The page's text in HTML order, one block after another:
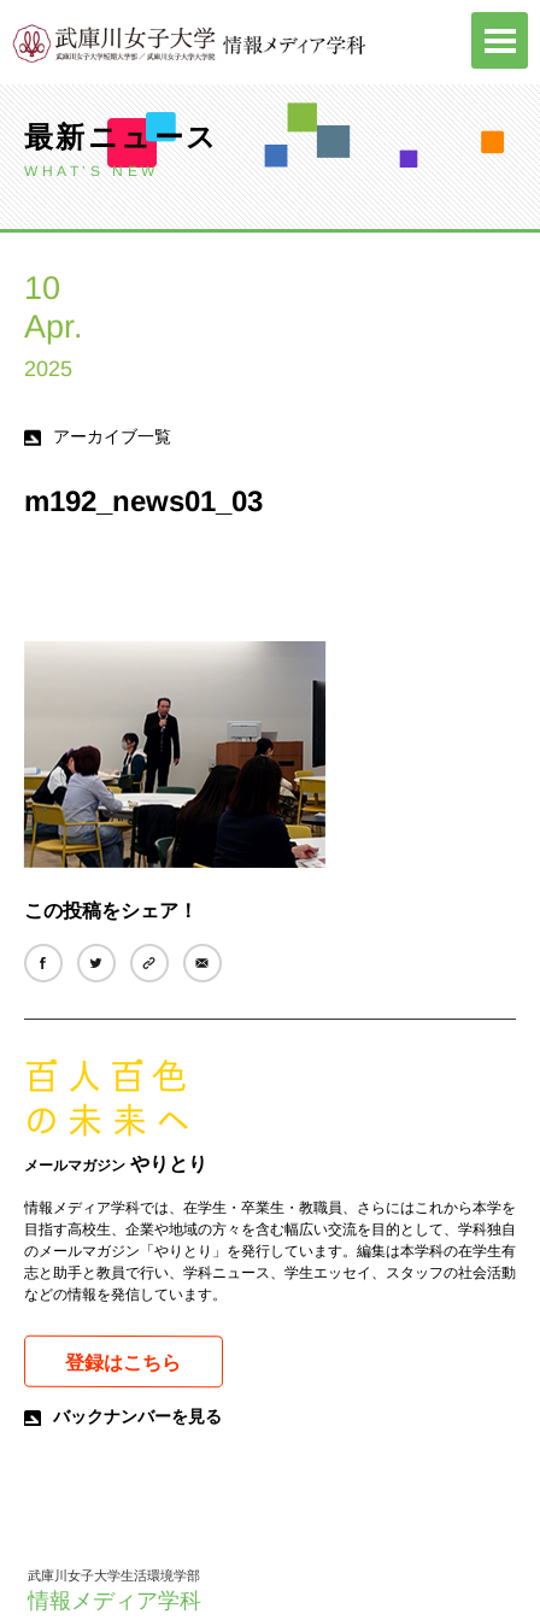
最新ニュース
WHAT’S NEW
10
Apr.
2025
アーカイブ一覧
m192_news01_03
この投稿をシェア！
メールマガジンやりとり
情報メディア学科では、在学生・卒業生・教職員、さらにはこれから本学を
目指す高校生、企業や地域の方々を含む幅広い交流を目的として、学科独自
のメールマガジン「やりとり」を発行しています。編集は本学科の在学生有
志と助手と教員で行い、学科ニュース、学生エッセイ、スタッフの社会活動
などの情報を発信しています。
登録はこちら
バックナンバーを見る
武庫川女子大学生活環境学部
情報メディア学科